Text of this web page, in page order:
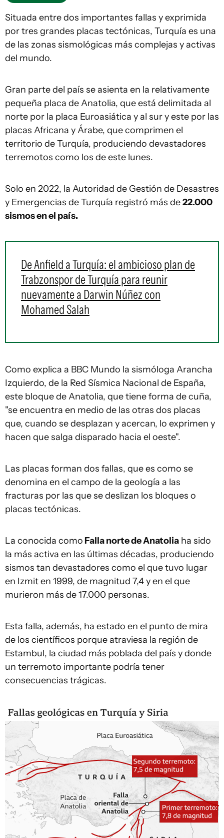
Situada entre dos importantes fallas y exprimida
por tres grandes placas tectónicas, Turquía es una
de las zonas sismológicas más complejas y activas
del mundo.
Gran parte del país se asienta en la relativamente
pequeña placa de Anatolia, que está delimitada al
norte por la placa Euroasiática y al sur y este por las
placas Africana y Árabe, que comprimen el
territorio de Turquía, produciendo devastadores
terremotos como los de este lunes.
Solo en 2022, la Autoridad de Gestión de Desastres
y Emergencias de Turquía registró más de22.000
sismosen el país.
De Anfield a Turquía: el ambicioso plan de
Trabzonspor de Turquía para reunir
nuevamente a Darwin Núñez con
Mohamed Salah
Como explica a BBC Mundo la sismóloga Arancha
Izquierdo, de la Red Sísmica Nacional de España,
este bloque de Anatolia, que tiene forma de cuña,
"se encuentra en medio de las otras dos placas
que, cuando se desplazan y acercan, lo exprimen y
hacen que salga disparado hacia el oeste".
Las placas forman dos fallas, que es como se
denomina en el campo de la geología a las
fracturas por las que se deslizan los bloques o
placas tectónicas.
La conocida como Fallanorte deAnatolia ha sido
la más activa en las últimas décadas, produciendo
sismos tan devastadores como el que tuvo lugar
en Izmit en 1999, de magnitud 7,4 y en el que
murieron más de 17.000 personas.
Esta falla, además, ha estado en el punto de mira
de los científicos porque atraviesa la región de
Estambul, la ciudad más poblada del país y donde
un terremoto importante podría tener
consecuencias trágicas.